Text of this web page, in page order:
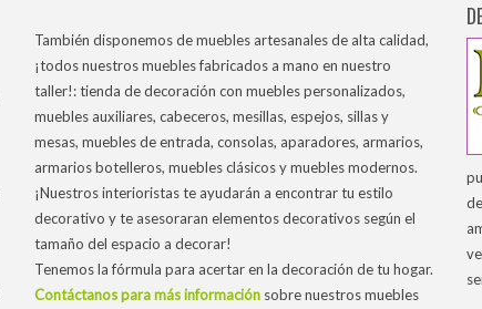
También disponemos de muebles artesanales de alta calidad,
¡todos nuestros muebles fabricados a mano en nuestro
taller!: tienda de decoración con muebles personalizados,
muebles auxiliares, cabeceros, mesillas, espejos, sillas y
mesas, muebles de entrada, consolas, aparadores, armarios,
armarios botelleros, muebles clásicos y muebles modernos.
¡Nuestros interioristas te ayudarán a encontrar tu estilo
decorativo y te asesoraran elementos decorativos según el
tamaño del espacio a decorar!
Tenemos la fórmula para acertar en la decoración de tu hogar.
Contáctanos para más información sobre nuestros muebles